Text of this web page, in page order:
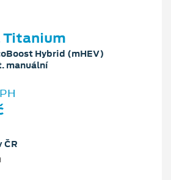
Titanium
Hybrid (mHEV)
manuální
ČR